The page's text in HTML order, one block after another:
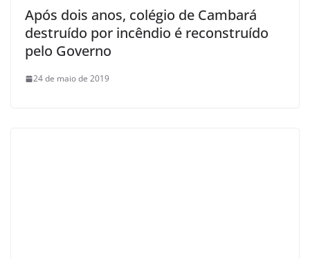
Após dois anos, colégio de Cambará
destruído por incêndio é reconstruído
pelo Governo
24 de maio de 2019